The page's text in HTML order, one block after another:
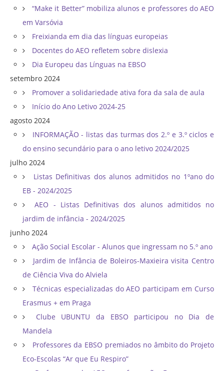
“Make it Better” mobiliza alunos e professores do AEO
em Varsóvia
Freixianda em dia das línguas europeias
Docentes do AEO refletem sobre dislexia
Dia Europeu das Línguas na EBSO
setembro 2024
Promover a solidariedade ativa fora da sala de aula
Início do Ano Letivo 2024-25
agosto 2024
INFORMAÇÃO - listas das turmas dos 2.º e 3.º ciclos e
do ensino secundário para o ano letivo 2024/2025
julho 2024
Listas Definitivas dos alunos admitidos no 1ºano do
EB - 2024/2025
AEO - Listas Definitivas dos alunos admitidos no
jardim de infância - 2024/2025
junho 2024
Ação Social Escolar - Alunos que ingressam no 5.º ano
Jardim de Infância de Boleiros-Maxieira visita Centro
de Ciência Viva do Alviela
Técnicas especializadas do AEO participam em Curso
Erasmus + em Praga
Clube UBUNTU da EBSO participou no Dia de
Mandela
Professores da EBSO premiados no âmbito do Projeto
Eco-Escolas “Ar que Eu Respiro”